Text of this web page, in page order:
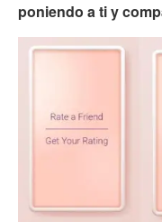
poniendo a ti y